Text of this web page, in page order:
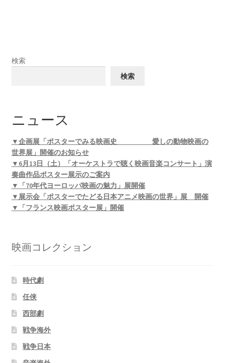
検索
検索
ニュース
▼企画展「ポスターでみる映画史 愛しの動物映画の
世界展」開催のお知らせ
▼6月13日（土）「オーケストラで聴く映画音楽コンサート」演
奏曲作品ポスター展示のご案内
▼「70年代ヨーロッパ映画の魅力」展開催
▼展示会「ポスターでたどる日本アニメ映画の世界」展 開催
▼「フランス映画ポスター展」開催
映画コレクション
時代劇
任侠
西部劇
戦争海外
戦争日本